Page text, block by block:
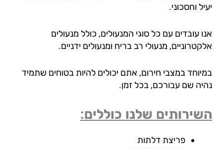
וחסכוני.
עובדים עם כל סוגי המנעולים, כולל מנעולים
מנעולי רב בריח ומנעולים ידניים.
במצבי חירום, אתם יכולים להיות בטוחים שתמיד
שם עבורכם, בכל זמן.
שלנו כוללים:
פריצת דלתות